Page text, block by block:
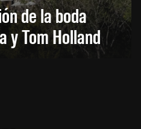
de la boda
y Tom Holland